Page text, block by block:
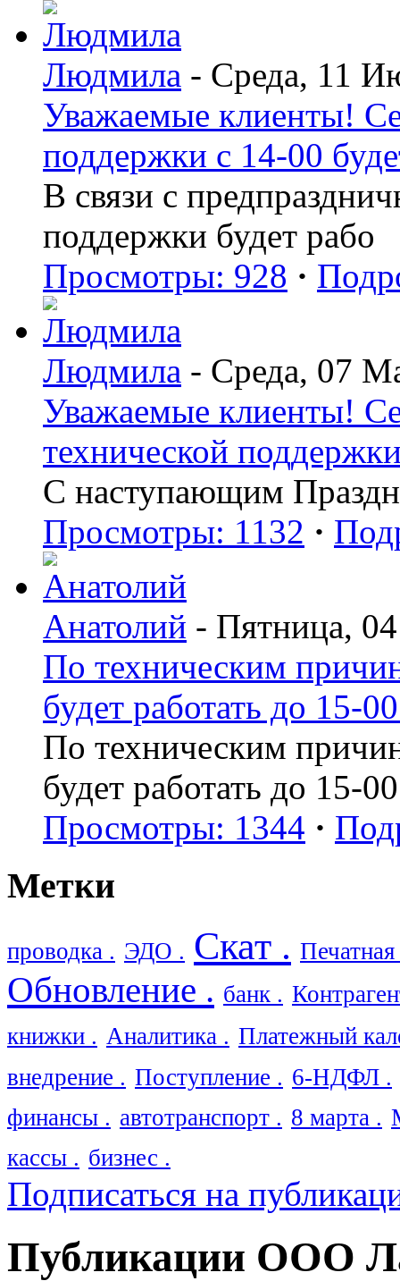
Людмила - Среда, 11
Уважаемые клиенты!
поддержки с 14-00
В связи с
поддержки будет рабо
Просмотры: 928 ·
Людмила - Среда, 07
Уважаемые клиенты!
технической
С наступающим
Просмотры: 1132 ·
Анатолий - Пятница,
По техническим
будет работать до 15-
По техническим
будет работать до 15-00
Просмотры: 1344 ·
Метки
проводка . ЭДО . Скат .
Обновление . банк .
книжки . Аналитика . Платежный
внедрение . Поступление . 6-НДФЛ .
финансы . автотранспорт . 8 марта .
кассы . бизнес .
Подписаться на
Публикации ООО